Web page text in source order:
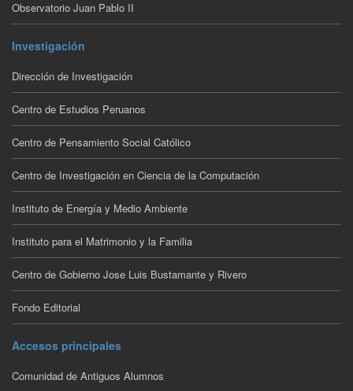
Observatorio Juan Pablo II
Investigación
Dirección de Investigación
Centro de Estudios Peruanos
Centro de Pensamiento Social Católico
Centro de Investigación en Ciencia de la Computación
Instituto de Energía y Medio Ambiente
Instituto para el Matrimonio y la Familia
Centro de Gobierno Jose Luis Bustamante y Rivero
Fondo Editorial
Accesos principales
Comunidad de Antiguos Alumnos